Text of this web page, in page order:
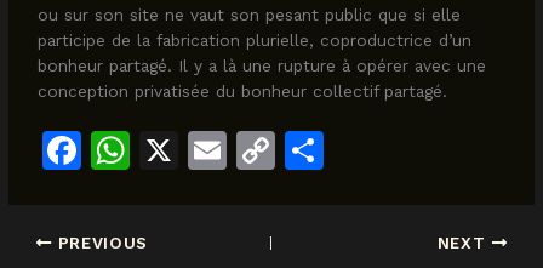
ou sur son site ne vaut son pesant public que si elle
participe de la fabrication plurielle, coproductrice d’un
bonheur partagé. Il y a là une rupture à opérer avec une
conception privatisée du bonheur collectif partagé.
F
c
W
at
X
E
C
PREVIOUS NEXT